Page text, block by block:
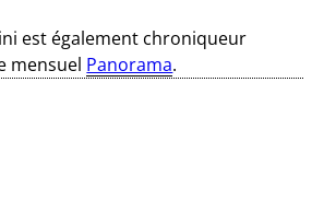
est également chroniqueur
mensuel Panorama.